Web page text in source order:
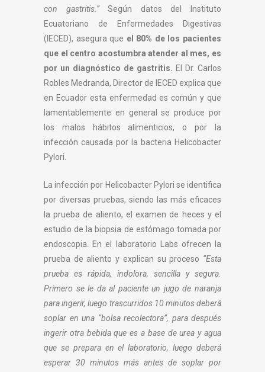
con gastritis.”Según datos del Instituto
Ecuatoriano de Enfermedades Digestivas
(IECED), asegura que el 80% de los pacientes
que el centro acostumbra atender al mes, es
por un diagnóstico de gastritis. El Dr. Carlos
Robles Medranda, Director de IECED explica que
en Ecuador esta enfermedad es común y que
lamentablemente en general se produce por
los malos hábitos alimenticios, o por la
infección causada por la bacteria Helicobacter
Pylori.
La infección por Helicobacter Pylori se identifica
por diversas pruebas, siendo las más eficaces
la prueba de aliento, el examen de heces y el
estudio de la biopsia de estómago tomada por
endoscopia. En el laboratorio Labs ofrecen la
prueba de aliento y explican su proceso “Esta
prueba es rápida, indolora, sencilla y segura.
Primero se le da al paciente un jugo de naranja
para ingerir, luego trascurridos 10 minutos deberá
soplar en una “bolsa recolectora”, para después
ingerir otra bebida que es a base de urea y agua
que se prepara en el laboratorio, luego deberá
esperar 30 minutos más antes de soplar por